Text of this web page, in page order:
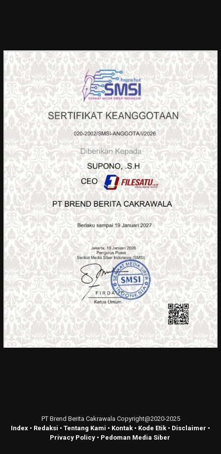
PT Brend Berita Cakrawala Copyright@2020-2025
Index • Redaksi • Tentang Kami • Kontak • Kode Etik • Disclaimer •
Privacy Policy• Pedoman Media Siber